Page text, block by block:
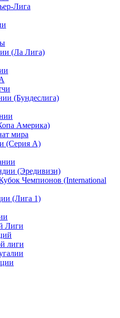
Лига
(Ла Лига)
(Бундеслига)
Америка)
мира
(Серия А)
(Эредивизи)
Чемпионов (International
(Лига 1)
Лиги
лиги